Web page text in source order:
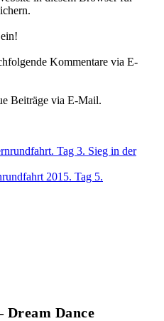
Kommentare via E-
Beiträge via E-Mail.
Tag 3. Sieg in der
2015. Tag 5.
Dream Dance